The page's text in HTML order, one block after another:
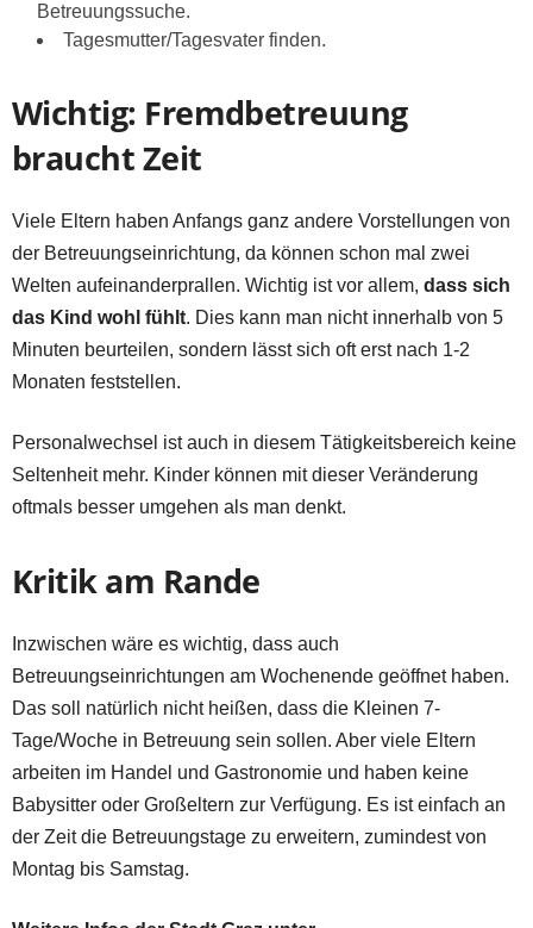
Betreuungssuche.
Tagesmutter/Tagesvater finden.
Wichtig: Fremdbetreuung
braucht Zeit
Viele Eltern haben Anfangs ganz andere Vorstellungen von
der Betreuungseinrichtung, da können schon mal zwei
Welten aufeinanderprallen. Wichtig ist vor allem, dass sich
das Kind wohl fühlt. Dies kann man nicht innerhalb von 5
Minuten beurteilen, sondern lässt sich oft erst nach 1-2
Monaten feststellen.
Personalwechsel ist auch in diesem Tätigkeitsbereich keine
Seltenheit mehr. Kinder können mit dieser Veränderung
oftmals besser umgehen als man denkt.
Kritik am Rande
Inzwischen wäre es wichtig, dass auch
Betreuungseinrichtungen am Wochenende geöffnet haben.
Das soll natürlich nicht heißen, dass die Kleinen 7-
Tage/Woche in Betreuung sein sollen. Aber viele Eltern
arbeiten im Handel und Gastronomie und haben keine
Babysitter oder Großeltern zur Verfügung. Es ist einfach an
der Zeit die Betreuungstage zu erweitern, zumindest von
Montag bis Samstag.